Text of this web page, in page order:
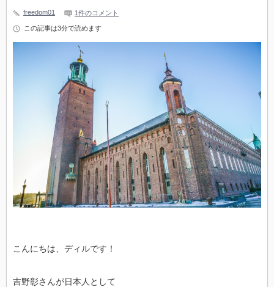
freedom01 1件のコメント
この記事は3分で読めます
こんにちは、ディルです！
吉野彰さんが日本人として